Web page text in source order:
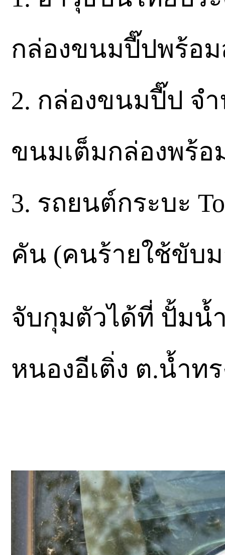
กล่องขนมปี๊ปพร้อม
2. กล่องขนมปี๊ป จ
ขนมเต็มกล่องพร้
3. รถยนต์กระบะ
คัน (คนร้ายใช้ขับ
จับกุมตัวได้ที่ ปั้มน้
หนองอีเติ่ง ต.น้ำท